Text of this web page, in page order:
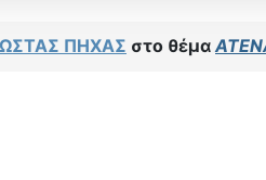
ΠΗΧΑΣ στο θέμα